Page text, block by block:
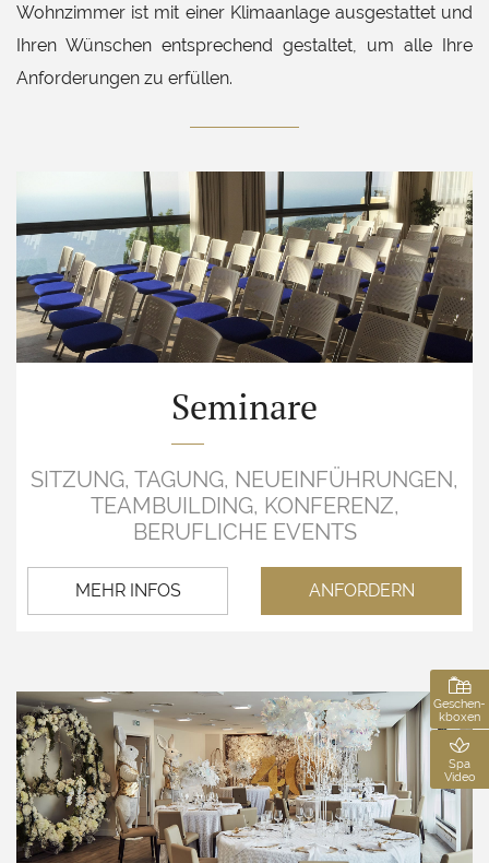
Reservieren Sie Ihren TischRestaurant Le Tillac
Buchen Sie Ihr Spa(Zugang oder Behandlung)
Verschenken Sie einen Geschenkgutschein
Buchen Sie Ihre Veranstaltung
Geschen-
kboxen
Spa
Video
Wohnzimmer ist mit einer Klimaanlage ausgestattet und
Ihren Wünschen entsprechend gestaltet, um alle Ihre
Anforderungen zu erfüllen.
Seminare
SITZUNG, TAGUNG, NEUEINFÜHRUNGEN,
TEAMBUILDING, KONFERENZ,
BERUFLICHE EVENTS
MEHR INFOS ANFORDERN